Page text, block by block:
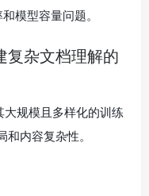
模型容量问题。
复杂文档理解的
规模且多样化的训练
内容复杂性。